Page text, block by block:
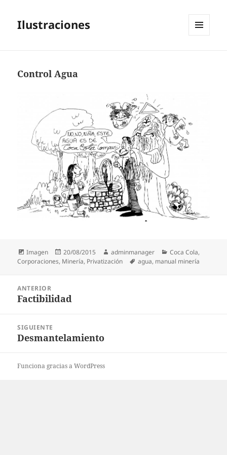
Ilustraciones
Control Agua
Formato
Imagen
Publicado
el
20/08/2015 Autor
adminmanager Categorías
Coca Cola,
Corporaciones, Minería, Privatización Etiquetas
agua, manual minería
entradas
ANTERIOR
Entrada
Factibilidad
SIGUIENTE
Entrada
Desmantelamiento
Funciona gracias a WordPress